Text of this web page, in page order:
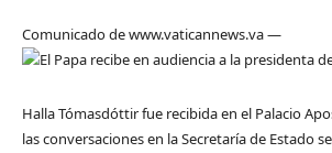
Comunicado de www.vaticannews.va —
Halla Tómasdóttir fue recibida en el Palacio
las conversaciones en la Secretaría de Estado